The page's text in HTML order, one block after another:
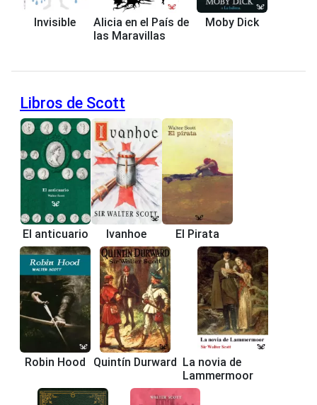
Invisible
Alicia en el País de
las Maravillas
Moby Dick
Libros de Scott
El anticuario Ivanhoe El Pirata
Robin Hood Quintín Durward La novia de
Lammermoor